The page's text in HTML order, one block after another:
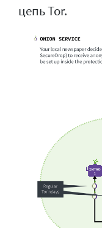
цепь Tor.